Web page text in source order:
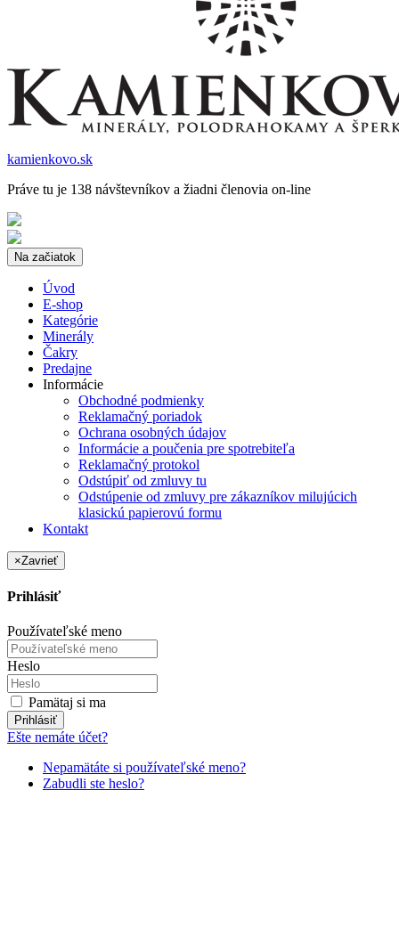
kamienkovo.sk
Práve tu je 138 návštevníkov a žiadni členovia on-line
Na začiatok
Úvod
E-shop
Kategórie
Minerály
Čakry
Predajne
Informácie
Obchodné podmienky
Reklamačný poriadok
Ochrana osobných údajov
Informácie a poučenia pre spotrebiteľa
Reklamačný protokol
Odstúpiť od zmluvy tu
Odstúpenie od zmluvy pre zákazníkov milujúcich
klasickú papierovú formu
Kontakt
×Zavrieť
Prihlásiť
Používateľské meno
Heslo
Pamätaj si ma
Prihlásiť
Ešte nemáte účet?
Nepamätáte si používateľské meno?
Zabudli ste heslo?